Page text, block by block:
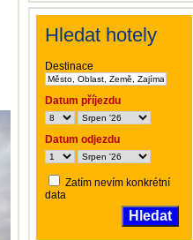
Hledat hotely
Destinace
Datum příjezdu
Datum odjezdu
Zatím nevím konkrétní
data
Hledat